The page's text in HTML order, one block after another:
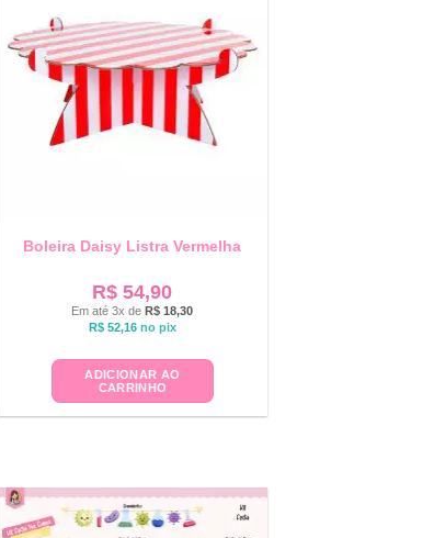
Boleira Daisy Listra Vermelha
R$ 54,90
Em até 3x deR$ 18,30
R$52,16 no pix
ADICIONAR AO
CARRINHO